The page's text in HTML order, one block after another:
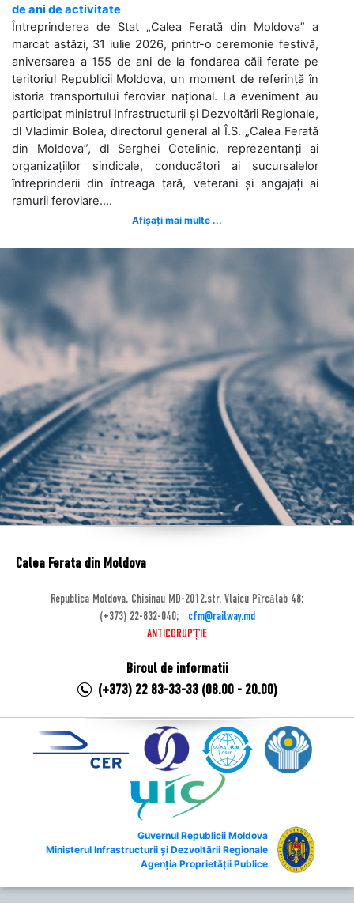
de ani de activitate
Întreprinderea de Stat „Calea Ferată din Moldova” a
marcat astăzi, 31 iulie 2026, printr-o ceremonie festivă,
aniversarea a 155 de ani de la fondarea căii ferate pe
teritoriul Republicii Moldova, un moment de referință în
istoria transportului feroviar național. La eveniment au
participat ministrul Infrastructurii și Dezvoltării Regionale,
dl Vladimir Bolea, directorul general al Î.S. „Calea Ferată
din Moldova”, dl Serghei Cotelinic, reprezentanți ai
organizațiilor sindicale, conducători ai sucursalelor
întreprinderii din întreaga țară, veterani și angajați ai
ramurii feroviare....
Afișați mai multe ...
Calea Ferata din Moldova
Republica Moldova, Chisinau MD-2012,str. Vlaicu Pîrcălab 48;
(+373) 22-832-040;
cfm@railway.md
ANTICORUPȚIE
Biroul de informatii
(+373) 22 83-33-33 (08.00 - 20.00)
Guvernul Republicii Moldova
Ministerul Infrastructurii și Dezvoltării Regionale
Agenția Proprietății Publice